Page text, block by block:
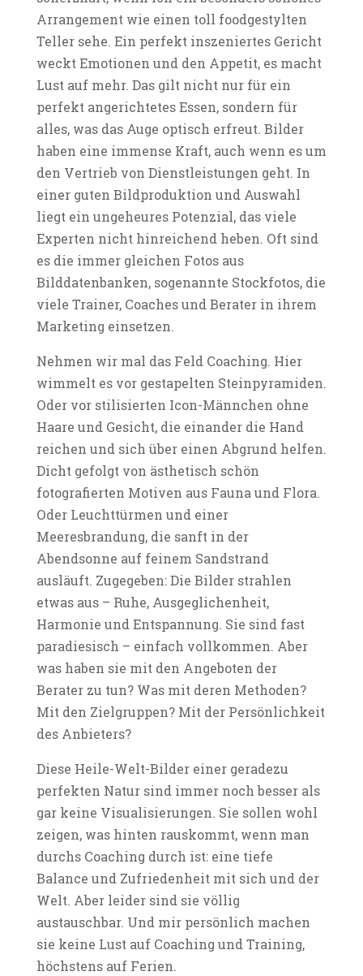
Arrangement wie einen toll foodgestylten
Teller sehe. Ein perfekt inszeniertes Gericht
weckt Emotionen und den Appetit, es macht
Lust auf mehr. Das gilt nicht nur für ein
perfekt angerichtetes Essen, sondern für
alles, was das Auge optisch erfreut. Bilder
haben eine immense Kraft, auch wenn es um
den Vertrieb von Dienstleistungen geht. In
einer guten Bildproduktion und Auswahl
liegt ein ungeheures Potenzial, das viele
Experten nicht hinreichend heben. Oft sind
es die immer gleichen Fotos aus
Bilddatenbanken, sogenannte Stockfotos, die
viele Trainer, Coaches und Berater in ihrem
Marketing einsetzen.
Nehmen wir mal das Feld Coaching. Hier
wimmelt es vor gestapelten Steinpyramiden.
Oder vor stilisierten Icon-Männchen ohne
Haare und Gesicht, die einander die Hand
reichen und sich über einen Abgrund helfen.
Dicht gefolgt von ästhetisch schön
fotografierten Motiven aus Fauna und Flora.
Oder Leuchttürmen und einer
Meeresbrandung, die sanft in der
Abendsonne auf feinem Sandstrand
ausläuft. Zugegeben: Die Bilder strahlen
etwas aus – Ruhe, Ausgeglichenheit,
Harmonie und Entspannung. Sie sind fast
paradiesisch – einfach vollkommen. Aber
was haben sie mit den Angeboten der
Berater zu tun? Was mit deren Methoden?
Mit den Zielgruppen? Mit der Persönlichkeit
des Anbieters?
Diese Heile-Welt-Bilder einer geradezu
perfekten Natur sind immer noch besser als
gar keine Visualisierungen. Sie sollen wohl
zeigen, was hinten rauskommt, wenn man
durchs Coaching durch ist: eine tiefe
Balance und Zufriedenheit mit sich und der
Welt. Aber leider sind sie völlig
austauschbar. Und mir persönlich machen
sie keine Lust auf Coaching und Training,
höchstens auf Ferien.